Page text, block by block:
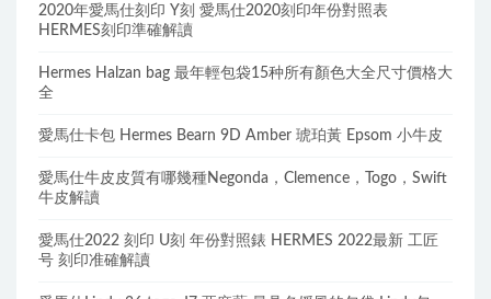
2020年愛馬仕刻印 Y刻 愛馬仕2020刻印年份對照表
HERMES刻印準確解讀
Hermes Halzan bag 最年輕包袋15种所有顏色大全尺寸價格大
全
愛馬仕卡包 Hermes Bearn 9D Amber 琥珀黃 Epsom 小牛皮
愛馬仕牛皮皮質有哪幾種Negonda，Clemence，Togo，Swift
牛皮解讀
愛馬仕2022 刻印 U刻 年份對照錶 HERMES 2022最新 工匠
号 刻印准確解讀